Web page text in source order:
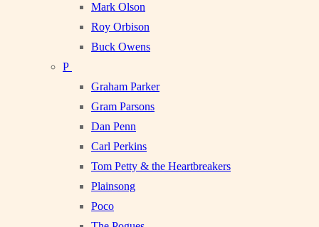
Mark Olson
Roy Orbison
Buck Owens
P
Graham Parker
Gram Parsons
Dan Penn
Carl Perkins
Tom Petty & the Heartbreakers
Plainsong
Poco